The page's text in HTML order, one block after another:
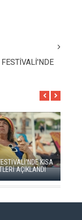
KOZA'DA JÜRİ
OLCAY